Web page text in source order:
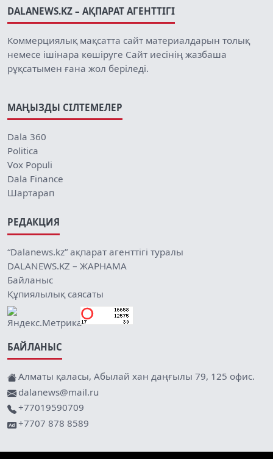
DALANEWS.KZ – АҚПАРАТ АГЕНТТІГІ
Коммерциялық мақсатта сайт материалдарын толық
немесе ішінара көшіруге Сайт иесінің жазбаша
рұқсатымен ғана жол беріледі.
МАҢЫЗДЫ СІЛТЕМЕЛЕР
Dala 360
Politica
Vox Populi
Dala Finance
Шартарап
РЕДАКЦИЯ
“Dalanews.kz” ақпарат агенттігі туралы
DALANEWS.KZ – ЖАРНАМА
Байланыс
Құпиялылық саясаты
БАЙЛАНЫС
Алматы қаласы, Абылай хан даңғылы 79, 125 офис.
dalanews@mail.ru
+77019590709
+7707 878 8589